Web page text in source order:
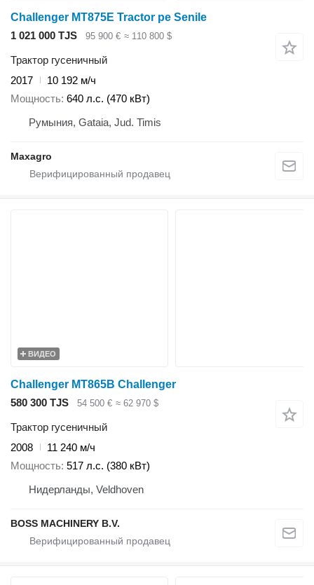
Challenger MT875E Tractor pe Senile
1 021 000 TJS
95 900 € ≈ 110 800 $
Трактор гусеничный
2017
10 192 м/ч
Мощность 640 л.с. (470 кВт)
Румыния, Gataia, Jud. Timis
Maxagro
ВИДЕО
Challenger MT865B Challenger
580 300 TJS
54 500 € ≈ 62 970 $
Трактор гусеничный
2008
11 240 м/ч
Мощность 517 л.с. (380 кВт)
Нидерланды, Veldhoven
BOSS MACHINERY B.V.